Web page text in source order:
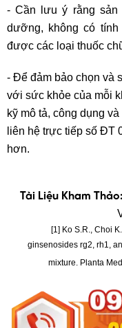
-Cần lưu ý rằng sản
dưỡng, không có
được các loại thuốc
- Để đảm bảo chọn và
với sức khỏe của mỗi
kỹ mô tả, công dụng
liên hệ trực tiếp số ĐT
hơn.
Tài Liệu Kham Thảo:
[1] Ko S.R., Choi
ginsenosides rg2, rh1,
mixture. Planta